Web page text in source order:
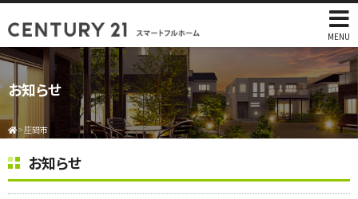
MENU
お知らせ
>座間市
お知らせ